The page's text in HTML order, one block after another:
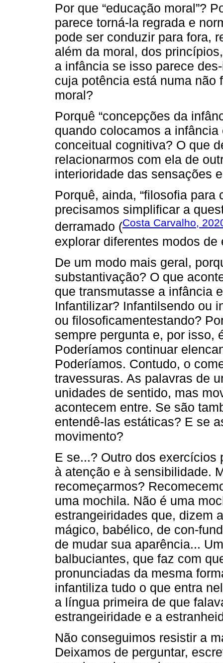
Por que “educação moral”?
parece torná-la regrada e
pode ser conduzir para fora,
além da moral, dos
a infância se isso parece
cuja potência está numa não
moral?
Porquê “concepções da
quando colocamos a
conceitual cognitiva? O que
relacionarmos com ela de
interioridade das sensações
Porquê, ainda, “filosofia para
precisamos simplificar a
derramado (Costa Carvalho,
explorar diferentes modos
De um modo mais geral,
substantivação? O que
que transmutasse a infância
Infantilizar? Infantilsendo ou
ou filosoficamentestando?
sempre pergunta e, por isso,
Poderíamos continuar
Poderíamos. Contudo, o
travessuras. As palavras de
unidades de sentido, mas
acontecem entre. Se são
entendê-las estáticas? E se
movimento?
E se...? Outro dos
à atenção e à sensibilidade.
recomeçarmos?
uma mochila. Não é uma
estrangeiridades que, dizem
mágico, babélico, de con-
de mudar sua aparência...
balbuciantes, que faz com
pronunciadas da mesma
infantiliza tudo o que entra
a língua primeira de que
estrangeiridade e a
Não conseguimos resistir a
Deixamos de perguntar,